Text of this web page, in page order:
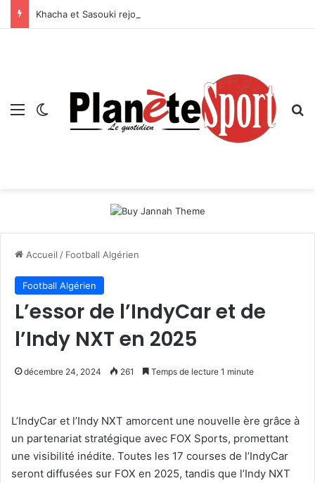
Khacha et Sasouki rejoignent les U20 du Mouloudia
Menu Switch skin
Accueil / Football Algérien
Football Algérien
L’essor de l’IndyCar et de
l’Indy NXT en 2025
décembre 24, 2024 261 Temps de lecture 1 minute
L’IndyCar et l’Indy NXT amorcent une nouvelle ère grâce à
un partenariat stratégique avec FOX Sports, promettant
une visibilité inédite. Toutes les 17 courses de l’IndyCar
seront diffusées sur FOX en 2025, tandis que l’Indy NXT